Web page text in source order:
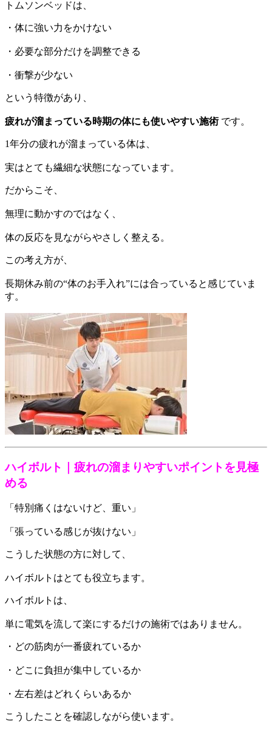
トムソンベッドは、
・体に強い力をかけない
・必要な部分だけを調整できる
・衝撃が少ない
という特徴があり、
疲れが溜まっている時期の体にも使いやすい施術です。
1年分の疲れが溜まっている体は、
実はとても繊細な状態になっています。
だからこそ、
無理に動かすのではなく、
体の反応を見ながらやさしく整える。
この考え方が、
長期休み前の“体のお手入れ”には合っていると感じていま
す。
ハイボルト｜疲れの溜まりやすいポイントを見極
める
「特別痛くはないけど、重い」
「張っている感じが抜けない」
こうした状態の方に対して、
ハイボルトはとても役立ちます。
ハイボルトは、
単に電気を流して楽にするだけの施術ではありません。
・どの筋肉が一番疲れているか
・どこに負担が集中しているか
・左右差はどれくらいあるか
こうしたことを確認しながら使います。